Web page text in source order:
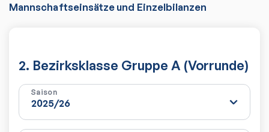
Mannschaftseinsätze und Einzelbilanzen
2. Bezirksklasse Gruppe A (Vorrunde)
Saison